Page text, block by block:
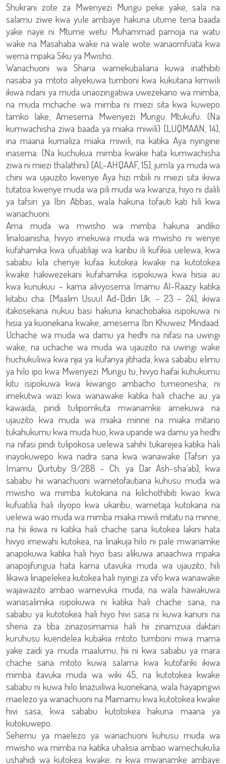
Shukrani zote za Mwenyezi Mungu peke yake, sala na
salamu ziwe kwa yule ambaye hakuna utume tena baada
yake naye ni Mtume wetu Muhammad pamoja na watu
wake na Masahaba wake na wale wote wanaomfuata kwa
wema mpaka Siku ya Mwisho.
Wanachuoni wa Sharia wamekubaliana kuwa inathibiti
nasaba ya mtoto aliyekuwa tumboni kwa kukutana kimwili
ikiwa ndani ya muda unaozingatiwa uwezekano wa mimba,
na muda mchache wa mimba ni miezi sita kwa kuwepo
tamko lake, Amesema Mwenyezi Mungu Mtukufu: {Na
kumwachisha ziwa baada ya miaka miwili} [LUQMAAN, 14],
ina maana kumaliza miaka miwili, na katika Aya nyingine
inasema: {Na kuchukua mimba kwake hata kumwachisha
ziwa ni miezi thalathini} [AL-AHQAAF, 15], jumla ya muda wa
chini wa ujauzito kwenye Aya hizi mbili ni miezi sita ikiwa
tutatoa kwenye muda wa pili muda wa kwanza, hiyo ni dalili
ya tafsiri ya Ibn Abbas, wala hakuna tofauti kati hili kwa
wanachuoni.
Ama muda wa mwisho wa mimba hakuna andiko
linaloainisha, hivyo imekuwa muda wa mwisho ni wenye
kufahamika kwa ufuatiliaji wa karibu ili kufikia uelewa, kwa
sababu kila chenye kufaa kutokea kwake na kutotokea
kwake hakiwezekani kufahamika isipokuwa kwa hisia au
kwa kunukuu – kama alivyosema Imamu Al-Raazy katika
kitabu cha: [Maalim Usuul Ad-Ddin Uk. – 23 – 24], ikiwa
itakosekana nukuu basi hakuna kinachobakia isipokuwa ni
hisia ya kuonekana kwake, amesema Ibn Khuweiz Mindaad:
Uchache wa muda wa damu ya hedhi na nifasi na uwingi
wake, na uchache wa muda wa ujauzito na uwingi wake
huchukuliwa kwa njia ya kufanya jitihada, kwa sababu elimu
ya hilo ipo kwa Mwenyezi Mungu tu, hivyo haifai kuhukumu
kitu isipokuwa kwa kiwango ambacho tumeonesha, ni
imekutwa wazi kwa wanawake katika hali chache au ya
kawaida, pindi tulipomkuta mwanamke amekuwa na
ujauzito kwa muda wa miaka minne na miaka mitano
tukahukumu kwa muda huo, kwa upande wa damu ya hedhi
na nifasi pindi tulipokosa uelewa sahihi tukarejea katika hali
inayokuwepo kwa nadra sana kwa wanawake [Tafsiri ya
Imamu Qurtuby 9/288 - Ch. ya Dar Ash-sha’ab], kwa
sababu hii wanachuoni wametofautiana kuhusu muda wa
mwisho wa mimba kutokana na kilichothibiti kwao kwa
kufuatilia hali iliyopo kwa ukaribu, wametaja kutokana na
uelewa wao muda wa mimba miaka miwili mitatu na minne,
na hii ikiwa ni katika hali chache sana kutokea lakini hata
hivyo imewahi kutokea, na linakuja hilo ni pale mwanamke
anapokuwa katika hali hiyo basi alikuwa anaachwa mpaka
anapojifungua hata kama utavuka muda wa ujauzito, hili
likawa linapelekea kutokea hali nyingi za vifo kwa wanawake
wajawazito ambao wamevuka muda, na wala hawakuwa
wanasalimika isipokuwa ni katika hali chache sana, na
sababu ya kutotokea hali hiyo hivi sasa ni kuwa kanuni na
sheria za tiba zinazosimamia hali hii zinamzuia daktari
kuruhusu kuendelea kubakia mtoto tumboni mwa mama
yake zaidi ya muda maalumu, hii ni kwa sababu ya mara
chache sana mtoto kuwa salama kwa kutofariki ikiwa
mimba itavuka muda wa wiki 45, na kutotokea kwake
sababu ni kuwa hilo linazuiliwa kuonekana, wala hayapingwi
maelezo ya wanachuoni na Maimamu kwa kutotokea kwake
hivi sasa, kwa sababu kutotokea hakuna maana ya
kutokuwepo.
Sehemu ya maelezo ya wanachuoni kuhusu muda wa
mwisho wa mimba na katika uhalisia ambao wamechukulia
ushahidi wa kutokea kwake: ni kwa mwanamke ambaye